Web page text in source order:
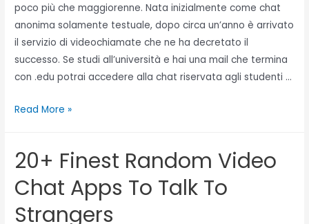
poco più che maggiorenne. Nata inizialmente come chat
anonima solamente testuale, dopo circa un’anno è arrivato
il servizio di videochiamate che ne ha decretato il
successo. Se studi all’università e hai una mail che termina
con .edu potrai accedere alla chat riservata agli studenti …
Read More »
20+ Finest Random Video
Chat Apps To Talk To
Strangers